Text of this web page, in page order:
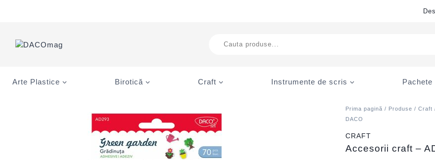
search
Arte Plastice Birotică Craft Instrumente de scris Pachete
Prima pagină / Produse /Craft
DACO
CRAFT
Accesorii craft –